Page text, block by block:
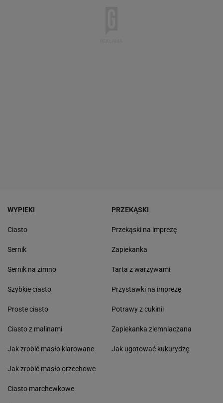
WYPIEKI
Ciasto
Sernik
Sernik na zimno
Szybkie ciasto
Proste ciasto
Ciasto z malinami
Jak zrobić masło klarowane
Jak zrobić masło orzechowe
Ciasto marchewkowe
PRZEKĄSKI
Przekąski na imprezę
Zapiekanka
Tarta z warzywami
Przystawki na imprezę
Potrawy z cukinii
Zapiekanka ziemniaczana
Jak ugotować kukurydzę